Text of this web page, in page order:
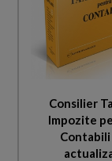
Consilier
Impozite
Contabili